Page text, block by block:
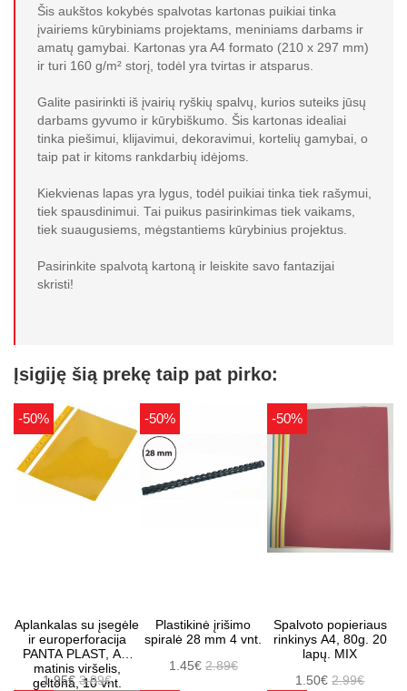
Šis aukštos kokybės spalvotas kartonas puikiai tinka
įvairiems kūrybiniams projektams, meniniams darbams ir
amatų gamybai. Kartonas yra A4 formato (210 x 297 mm)
ir turi 160 g/m² storį, todėl yra tvirtas ir atsparus.
Galite pasirinkti iš įvairių ryškių spalvų, kurios suteiks jūsų
darbams gyvumo ir kūrybiškumo. Šis kartonas idealiai
tinka piešimui, klijavimui, dekoravimui, kortelių gamybai, o
taip pat ir kitoms rankdarbių idėjoms.
Kiekvienas lapas yra lygus, todėl puikiai tinka tiek rašymui,
tiek spausdinimui. Tai puikus pasirinkimas tiek vaikams,
tiek suaugusiems, mėgstantiems kūrybinius projektus.
Pasirinkite spalvotą kartoną ir leiskite savo fantazijai
skristi!
Įsigiję šią prekę taip pat pirko:
-50%
Aplankalas su įsegėle
ir europerforacija
PANTA PLAST, A4,
matinis viršelis,
geltona, 10 vnt.
1.95€3.89€
-50%
Plastikinė įrišimo
spiralė 28 mm 4 vnt.
1.45€ 2.89€
-50%
Spalvoto popieriaus
rinkinys A4, 80g. 20
lapų. MIX
1.50€2.99€